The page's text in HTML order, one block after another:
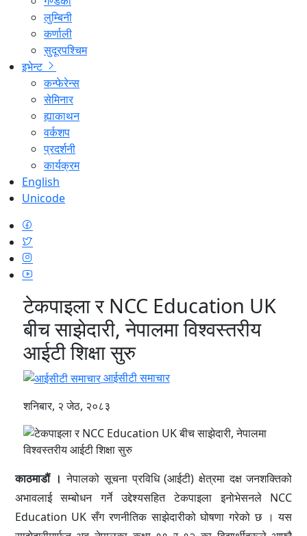
लुम्बिनी
कर्णाली
सुदूरपश्चिम
इभेन्ट
कन्फेरेन्स
सेमिनार
ह्याकाथन
वर्कशप
प्रदर्शनी
कार्यक्रम
English
Unicode
टेकपाइला र NCC Education UK
बीच साझेदारी, नेपालमा विश्वस्तरीय
आईटी शिक्षा सुरु
आईसीटी समाचार
शनिबार, २ जेठ, २०८३
काठमाडौं । नेपालको सूचना प्रविधि (आईटी) क्षेत्रमा दक्ष जनशक्तिको
अभावलाई सम्बोधन गर्ने उद्देश्यसहित टेकपाइला इनोभेसनले NCC
Education UK सँग रणनीतिक साझेदारीको घोषणा गरेको छ । यस